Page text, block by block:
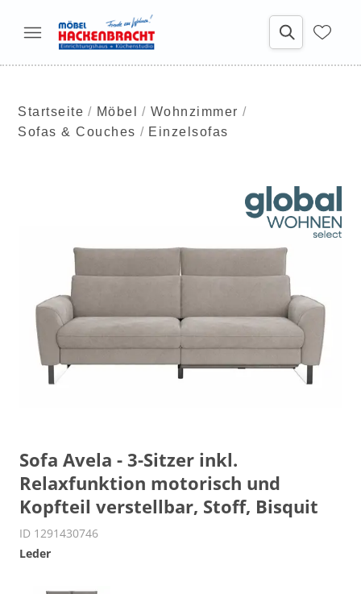
Startseite Möbel
Wohnzimmer
Sofas & Couches
Einzelsofas
Sofa Avela - 3-Sitzer inkl.
Relaxfunktion motorisch und
Kopfteil verstellbar, Stoff, Bisquit
ID 1291430746
Leder